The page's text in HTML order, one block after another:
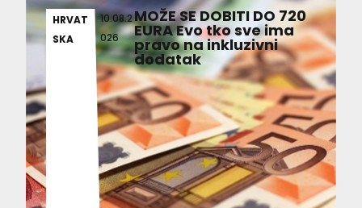
HRVAT
SKA
10.08.2
026
MOŽE SE DOBITI DO 720
EURA Evo tko sve ima
pravo na inkluzivni
dodatak